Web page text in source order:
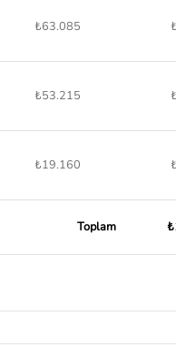
₺63.085
₺53.215
₺19.160
Toplam